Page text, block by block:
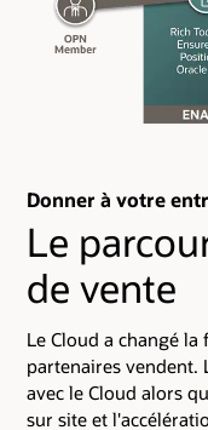
Donner à votre
Le
de vente
Le Cloud a changé
partenaires vendent.
avec le Cloud alors
sur site et